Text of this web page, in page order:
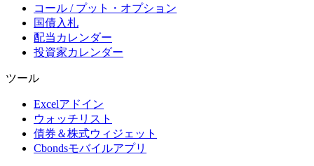
コール / プット・オプション
国債入札
配当カレンダー
投資家カレンダー
ツール
Excelアドイン
ウォッチリスト
債券＆株式ウィジェット
Cbondsモバイルアプリ